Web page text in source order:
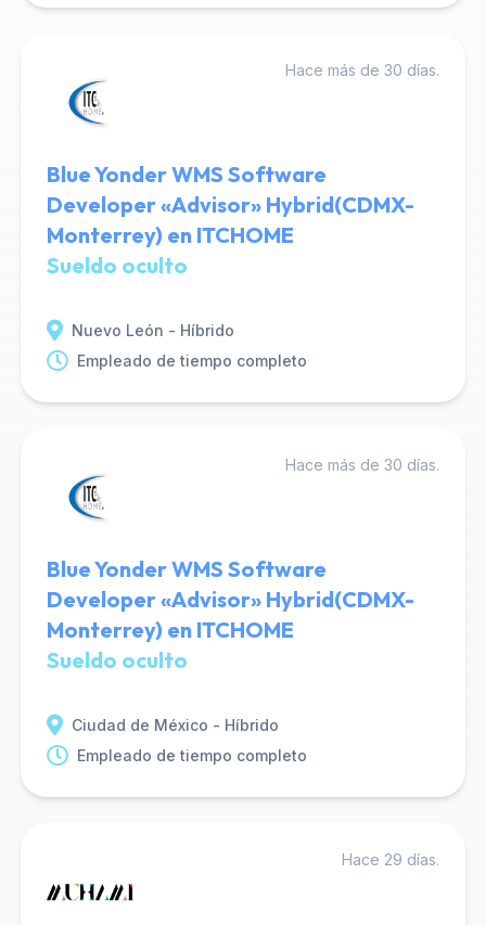
Hace más de 30 días.
Blue Yonder WMS Software
Developer «Advisor» Hybrid(CDMX-
Monterrey) en ITCHOME
Sueldo oculto
Nuevo León - Híbrido
Empleado de tiempo completo
Hace más de 30 días.
Blue Yonder WMS Software
Developer «Advisor» Hybrid(CDMX-
Monterrey) en ITCHOME
Sueldo oculto
Ciudad de México - Híbrido
Empleado de tiempo completo
Hace 29 días.